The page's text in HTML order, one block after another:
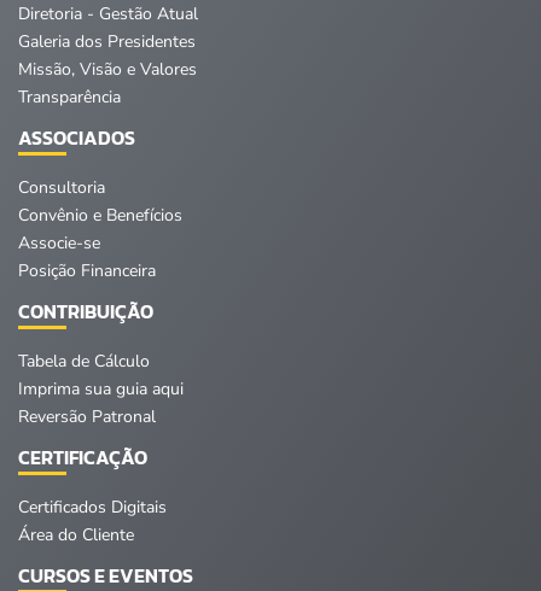
Diretoria - Gestão Atual
Galeria dos Presidentes
Missão, Visão e Valores
Transparência
ASSOCIADOS
Consultoria
Convênio e Benefícios
Associe-se
Posição Financeira
CONTRIBUIÇÃO
Tabela de Cálculo
Imprima sua guia aqui
Reversão Patronal
CERTIFICAÇÃO
Certificados Digitais
Área do Cliente
CURSOS E EVENTOS